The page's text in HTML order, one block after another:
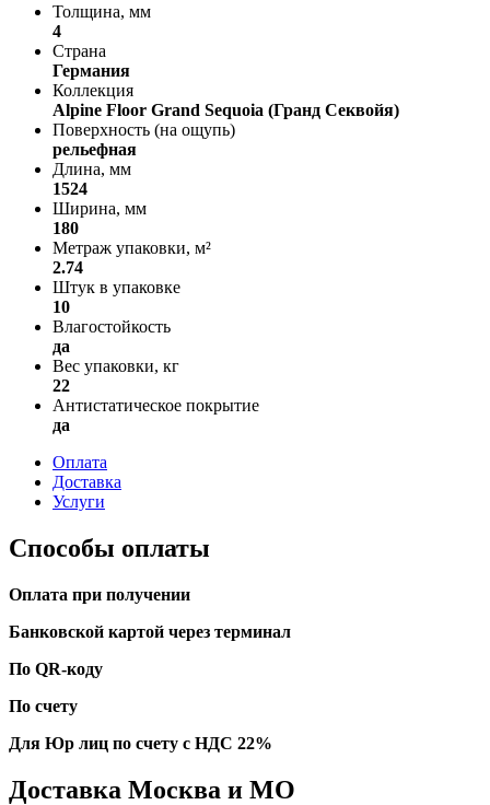
Толщина, мм
4
Страна
Германия
Коллекция
Alpine Floor Grand Sequoia (Гранд Секвойя)
Поверхность (на ощупь)
рельефная
Длина, мм
1524
Ширина, мм
180
Метраж упаковки, м²
2.74
Штук в упаковке
10
Влагостойкость
да
Вес упаковки, кг
22
Антистатическое покрытие
да
Оплата
Доставка
Услуги
Способы оплаты
Оплата при получении
Банковской картой через терминал
По QR-коду
По счету
Для Юр лиц по счету с НДС 22%
Доставка Москва и МО